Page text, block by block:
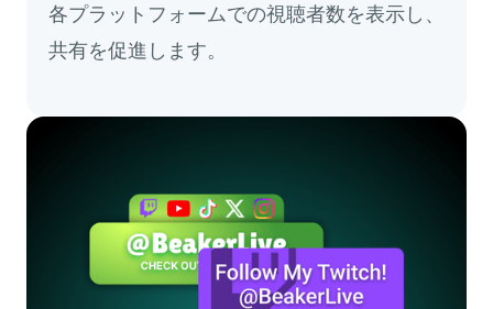
各プラットフォームでの視聴者数を表示し、
共有を促進します。